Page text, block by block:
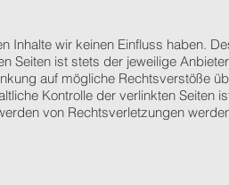
Inhalte wir keinen Einfluss haben.
Seiten ist stets der jeweilige
auf mögliche Rechtsverstöße
Kontrolle der verlinkten Seiten
von Rechtsverletzungen